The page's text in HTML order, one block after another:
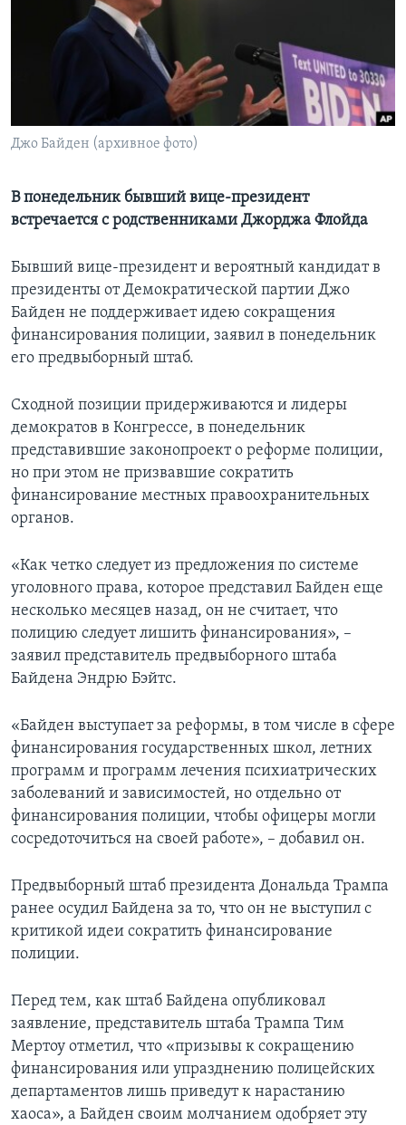
Learning English
Джо Байден (архивное фото)
В понедельник бывший вице-президент
встречается с родственниками Джорджа Флойда
Бывший вице-президент и вероятный кандидат в
президенты от Демократической партии Джо
Байден не поддерживает идею сокращения
финансирования полиции, заявил в понедельник
его предвыборный штаб.
Сходной позиции придерживаются и лидеры
демократов в Конгрессе, в понедельник
представившие законопроект о реформе полиции,
но при этом не призвавшие сократить
финансирование местных правоохранительных
органов.
«Как четко следует из предложения по системе
уголовного права, которое представил Байден еще
несколько месяцев назад, он не считает, что
полицию следует лишить финансирования», –
заявил представитель предвыборного штаба
Байдена Эндрю Бэйтс.
«Байден выступает за реформы, в том числе в сфере
финансирования государственных школ, летних
программ и программ лечения психиатрических
заболеваний и зависимостей, но отдельно от
финансирования полиции, чтобы офицеры могли
сосредоточиться на своей работе», – добавил он.
Предвыборный штаб президента Дональда Трампа
ранее осудил Байдена за то, что он не выступил с
критикой идеи сократить финансирование
полиции.
Перед тем, как штаб Байдена опубликовал
заявление, представитель штаба Трампа Тим
Мертоу отметил, что «призывы к сокращению
финансирования или упразднению полицейских
департаментов лишь приведут к нарастанию
хаоса», а Байден своим молчанием одобряет эту